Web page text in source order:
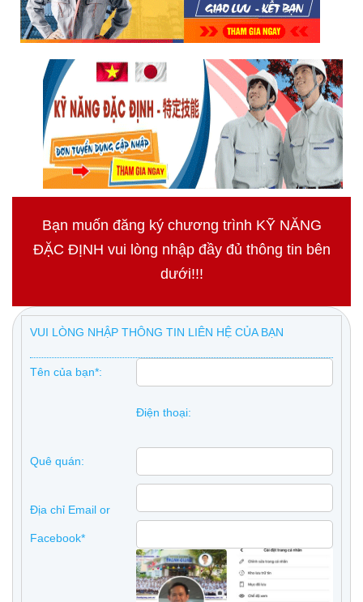
Bạn muốn đăng ký chương trình KỸ NĂNG
ĐẶC ĐỊNH vui lòng nhập đầy đủ thông tin bên
dưới!!!
VUI LÒNG NHẬP THÔNG TIN LIÊN HỆ CỦA BẠN
Tên của bạn*:
Điện thoại:
Quê quán:
Địa chỉ Email or
Facebook*